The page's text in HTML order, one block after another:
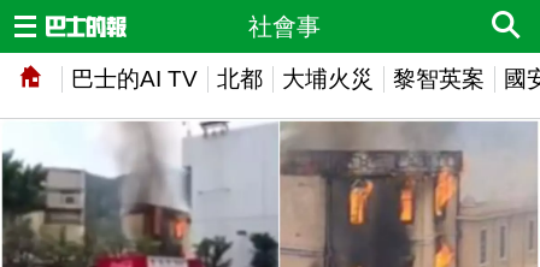
巴士的AI TV 北都 大埔火災 黎智英案 國
社會事